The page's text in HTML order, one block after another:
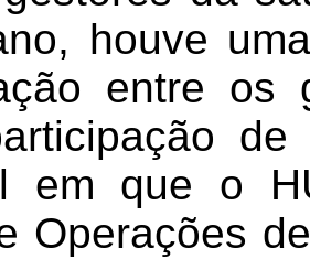
houve
entre os
de
em que o
Operações